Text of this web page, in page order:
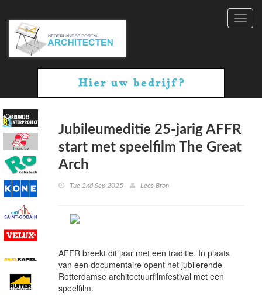
Jubileumeditie 25-jarig AFFR
start met speelfilm The Great
Arch
Tue 2nd Sep 2025 Lees Bron
AFFR breekt dit jaar met een traditie. In plaats
van een documentaire opent het jubilerende
Rotterdamse architectuurfilmfestival met een
speelfilm.